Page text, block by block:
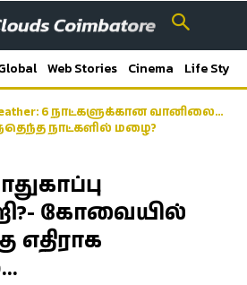
Web Stories Cinema Life Style
6 நாட்களுக்கான வானிலை…
நாட்களில் மழை?
கோவையில்
எதிராக